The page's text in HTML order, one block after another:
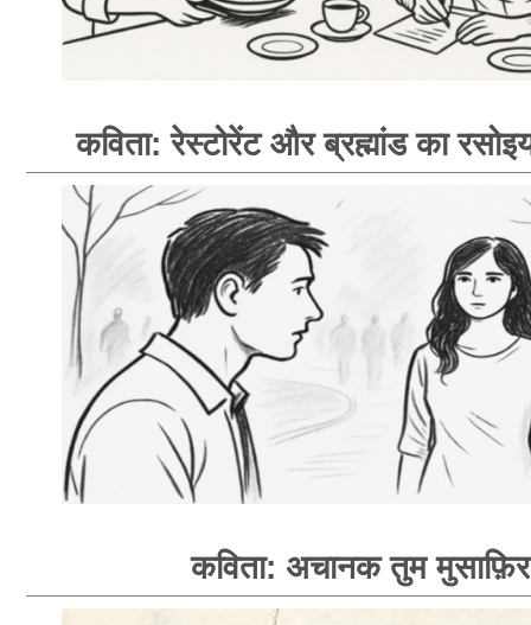
कविता: रेस्टोरेंट और ब्रह्मांड का
कविता: अचानक तुम मुसाफ़िर